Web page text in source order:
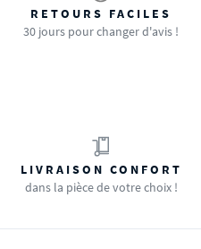
RETOURS FACILES
30 jours pour changer d'avis !
LIVRAISON CONFORT
dans la pièce de votre choix !